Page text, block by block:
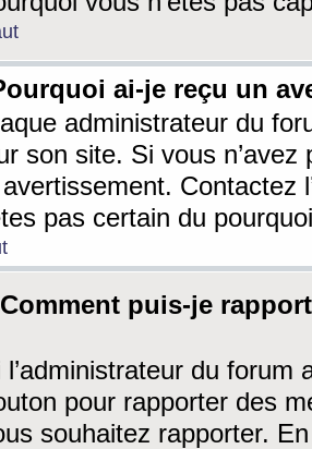
ai-je reçu un
administrateur du
son site. Si vous
Contactez
pas certain du
puis-je
l’administrateur du forum
pour rapporter des
souhaitez rapporter.